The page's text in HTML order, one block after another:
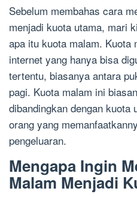
Sebelum membahas cara
menjadi kuota utama, mari
apa itu kuota malam. Kuota
internet yang hanya bisa
tertentu, biasanya antara
pagi. Kuota malam ini
dibandingkan dengan kuota
orang yang
pengeluaran.
Mengapa Ingin
Malam Menjadi